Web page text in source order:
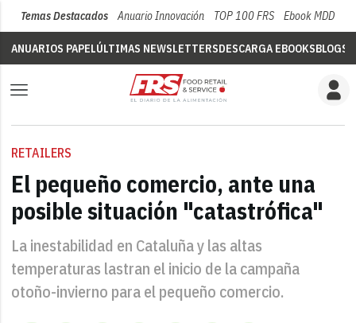
Temas Destacados Anuario Innovación TOP 100 FRS Ebook MDD
ANUARIOS PAPELÚLTIMAS NEWSLETTERSDESCARGA EBOOKSBLOGS
RETAILERS
El pequeño comercio, ante una
posible situación "catastrófica"
La inestabilidad en Cataluña y las altas
temperaturas lastran el inicio de la campaña
otoño-invierno para el pequeño comercio.